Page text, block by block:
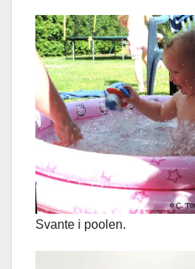
Svante i poolen.